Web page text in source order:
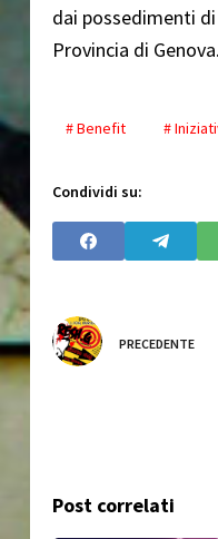
dai possedimenti
Provincia di Genova.
# Benefit #
Condividi su:
PRECEDENTE
Post correlati